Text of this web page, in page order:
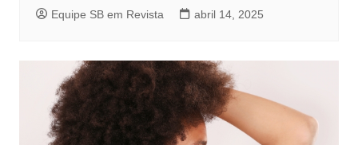
Equipe SB em Revista abril 14, 2025